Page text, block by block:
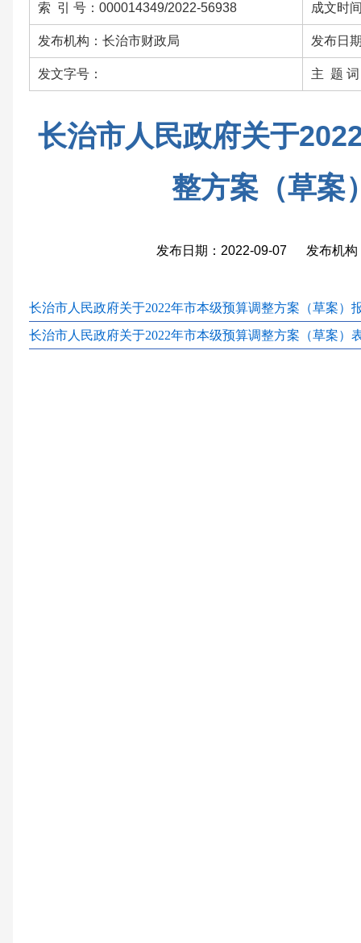
索 引 号：000014349/2022-56938 成文时
发布机构：长治市财政局 发布日
发文字号： 主 题 词
长治市人民政府关于
整方案（草案
发布日期：2022-09-07 发布机构
长治市人民政府关于2022年市本级预算调整方案（草案）
长治市人民政府关于2022年市本级预算调整方案（草案）